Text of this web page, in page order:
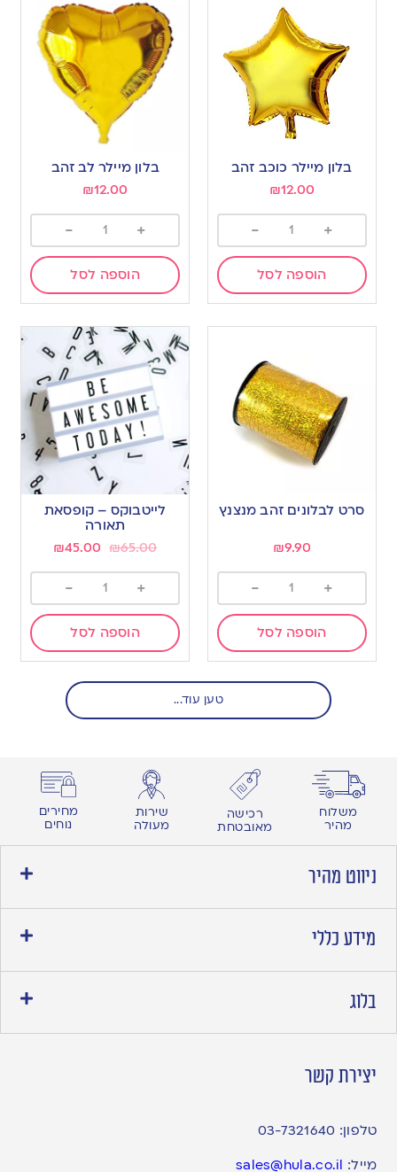
בלון מיילר כוכב זהב
₪12.00
+
-
הוספה לסל
בלון מיילר לב זהב
₪12.00
+
-
הוספה לסל
סרט לבלונים זהב מנצנץ
₪9.90
+
-
הוספה לסל
לייטבוקס – קופסאת
תאורה
₪65.00
₪45.00
+
-
הוספה לסל
טען עוד...
משלוח
מהיר
רכישה
מאובטחת
שירות
מעולה
מחירים
נוחים
ניווט מהיר
מידע כללי
בלוג
יצירת קשר
טלפון: 03-7321640
מייל: sales@hula.co.il